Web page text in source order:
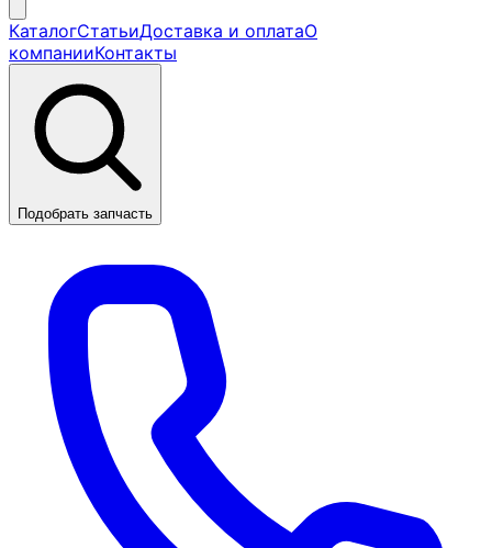
КаталогСтатьиДоставка и оплатаО
компанииКонтакты
Подобрать запчасть